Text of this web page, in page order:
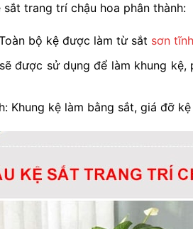
trang trí chậu hoa phân thành:
bộ kệ được làm từ sắt sơn
được sử dụng để làm khung
Khung kệ làm bằng sắt, giá đỡ